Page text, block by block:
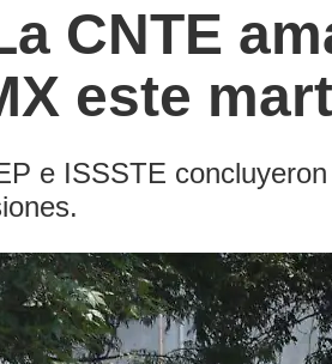
CNTE
este
e ISSSTE